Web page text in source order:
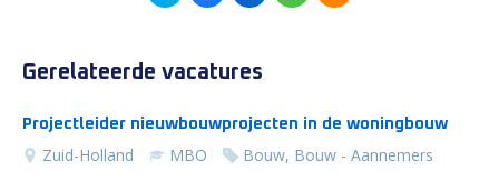
Gerelateerde vacatures
Projectleider nieuwbouwprojecten in de woningbouw
Zuid-Holland MBO Bouw, Bouw - Aannemers